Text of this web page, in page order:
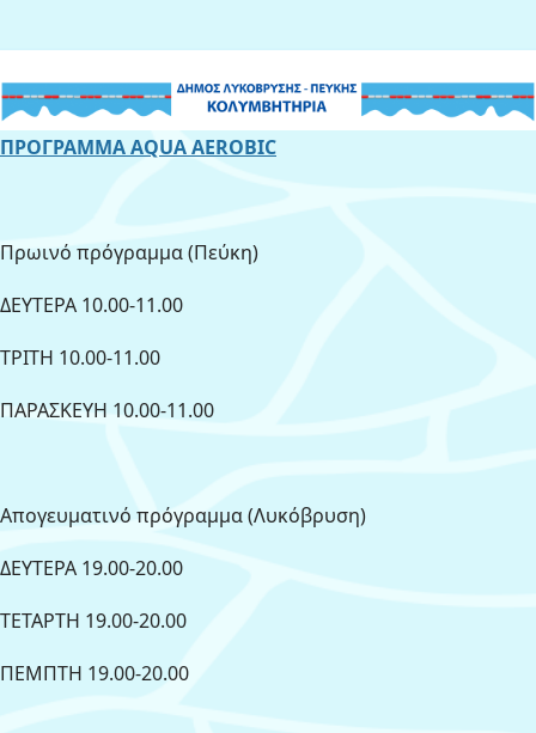
ΠΡΟΓΡΑΜΜΑ AQUA AEROBIC
Πρωινό πρόγραμμα (Πεύκη)
ΔΕΥΤΕΡΑ 10.00-11.00
ΤΡΙΤΗ 10.00-11.00
ΠΑΡΑΣΚΕΥΗ 10.00-11.00
Απογευματινό πρόγραμμα (Λυκόβρυση)
ΔΕΥΤΕΡΑ 19.00-20.00
ΤΕΤΑΡΤΗ 19.00-20.00
ΠΕΜΠΤΗ 19.00-20.00